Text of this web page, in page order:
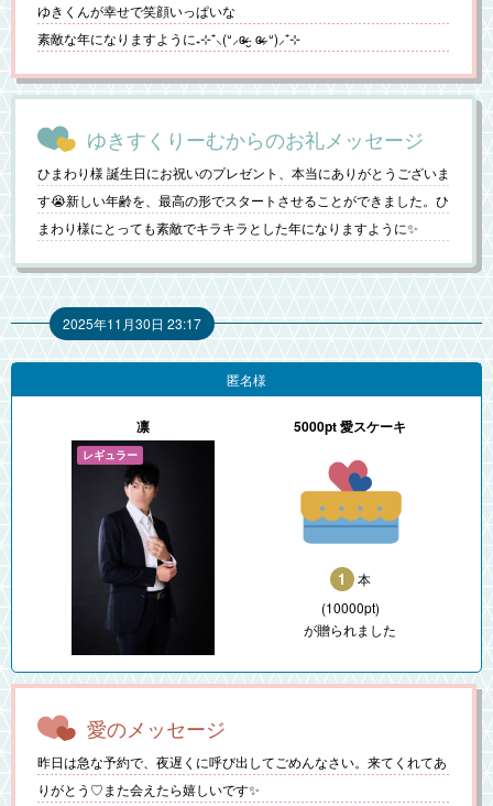
ゆきくんが幸せで笑顔いっぱいな
素敵な年になりますように₊⊹⁺⸜(ᐡ⸝ɞ̴̶̷ ·̮ ɞ̴̶̷⸝ᐡ)⸝⁺⊹
ゆきすくりーむからのお礼メッセージ
ひまわり様 誕生日にお祝いのプレゼント、本当にありがとうございま
す😭新しい年齢を、最高の形でスタートさせることができました。ひ
まわり様にとっても素敵でキラキラとした年になりますように✨
2025年11月30日 23:17
匿名様
凛 5000pt 愛スケーキ
1
本
(10000pt)
が贈られました
愛のメッセージ
昨日は急な予約で、夜遅くに呼び出してごめんなさい。来てくれてあ
りがとう♡また会えたら嬉しいです✨